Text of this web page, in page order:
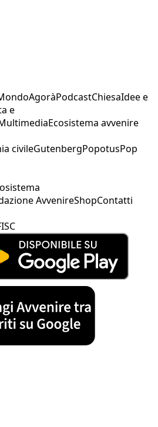
AgoràPodcastChiesaIdee e
e
Ecosistema avvenire
civileGutenbergPopotusPop
AvvenireShopContatti